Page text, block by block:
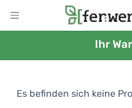
Ihr
Es befinden sich keine